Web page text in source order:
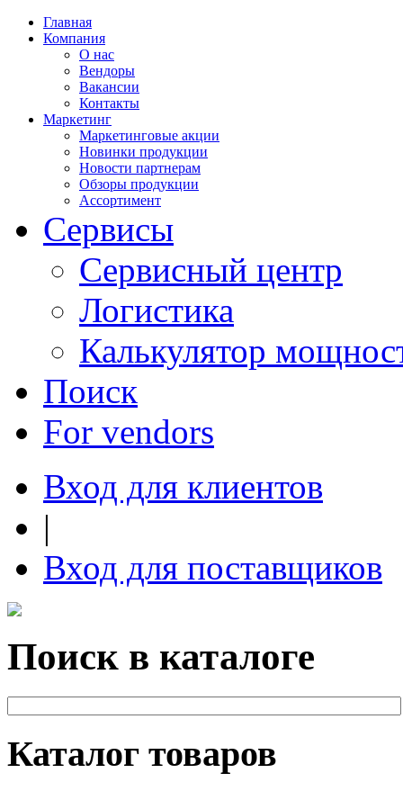
Главная
Компания
О нас
Вендоры
Вакансии
Контакты
Маркетинг
Маркетинговые акции
Новинки продукции
Новости партнерам
Обзоры продукции
Ассортимент
Сервисы
Сервисный центр
Логистика
Калькулятор
Поиск
For vendors
Вход для клиентов
|
Вход для поставщиков
Поиск в каталоге
Каталог товаров